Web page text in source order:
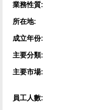
業務性質:
所在地:
成立年份:
主要分類:
主要市場:
員工人數: